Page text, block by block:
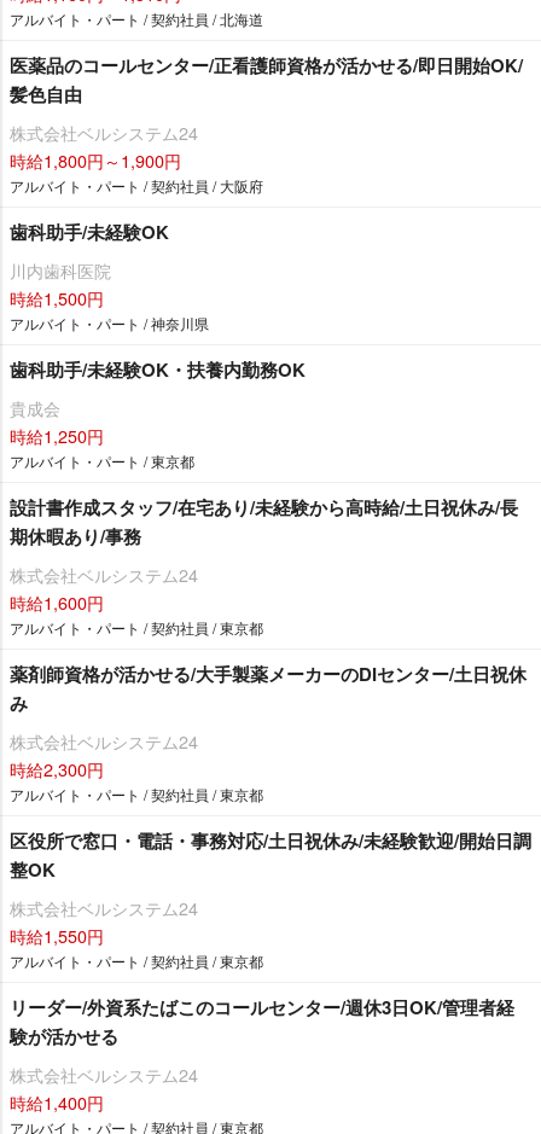
アルバイト・パート / 契約社員 / 北海道
医薬品のコールセンター/正看護師資格が活かせる/即日開始OK/
髪色自由
株式会社ベルシステム24
時給1,800円～1,900円
アルバイト・パート / 契約社員 / 大阪府
歯科助手/未経験OK
川内歯科医院
時給1,500円
アルバイト・パート / 神奈川県
歯科助手/未経験OK・扶養内勤務OK
貴成会
時給1,250円
アルバイト・パート / 東京都
設計書作成スタッフ/在宅あり/未経験から高時給/土日祝休み/長
期休暇あり/事務
株式会社ベルシステム24
時給1,600円
アルバイト・パート / 契約社員 / 東京都
薬剤師資格が活かせる/大手製薬メーカーのDIセンター/土日祝休
み
株式会社ベルシステム24
時給2,300円
アルバイト・パート / 契約社員 / 東京都
区役所で窓口・電話・事務対応/土日祝休み/未経験歓迎/開始日調
整OK
株式会社ベルシステム24
時給1,550円
アルバイト・パート / 契約社員 / 東京都
リーダー/外資系たばこのコールセンター/週休3日OK/管理者経
験が活かせる
株式会社ベルシステム24
時給1,400円
アルバイト・パート / 契約社員 / 東京都